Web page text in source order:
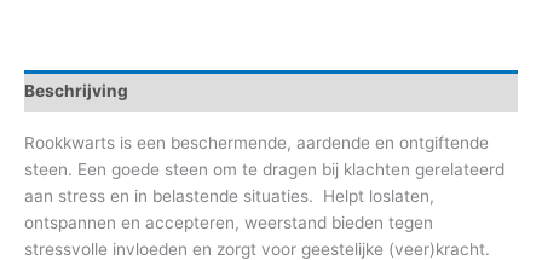
Beschrijving
Rookkwarts is een beschermende, aardende en ontgiftende
steen. Een goede steen om te dragen bij klachten gerelateerd
aan stress en in belastende situaties. Helpt loslaten,
ontspannen en accepteren, weerstand bieden tegen
stressvolle invloeden en zorgt voor geestelijke (veer)kracht.